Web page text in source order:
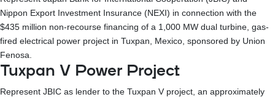
Nippon Export Investment Insurance (NEXI) in connection with the
$435 million non-recourse financing of a 1,000 MW dual turbine, gas-
fired electrical power project in Tuxpan, Mexico, sponsored by Union
Fenosa.
Tuxpan V Power Project
Represent JBIC as lender to the Tuxpan V project, an approximately